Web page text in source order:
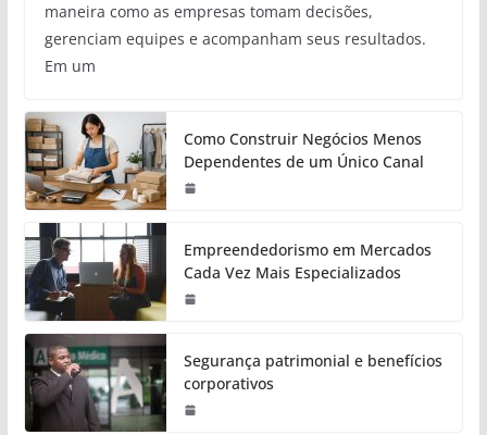
maneira como as empresas tomam decisões,
gerenciam equipes e acompanham seus resultados.
Em um
Como Construir Negócios Menos
Dependentes de um Único Canal
Empreendedorismo em Mercados
Cada Vez Mais Especializados
Segurança patrimonial e benefícios
corporativos